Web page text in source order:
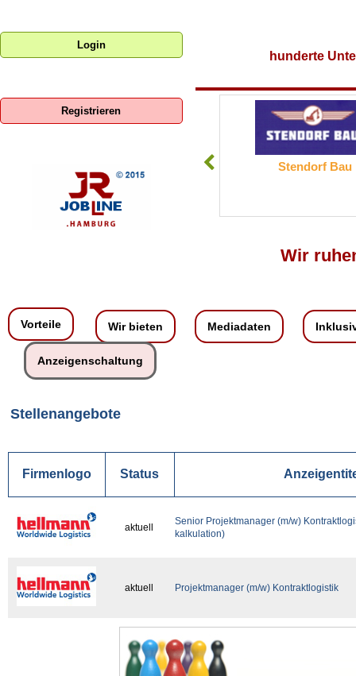
hunderte
Stendorf Bau
Wir
Login
Registrieren
Vorteile Wir bieten Mediadaten
Anzeigenschaltung
Stellenangebote
Firmenlogo Status
aktuell
Senior Projektmanager (m/w)
kalkulation)
aktuell Projektmanager (m/w) Kontraktlogistik